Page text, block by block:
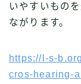
いやすいもの
ながります。
https://l-s-
cros-hearing-